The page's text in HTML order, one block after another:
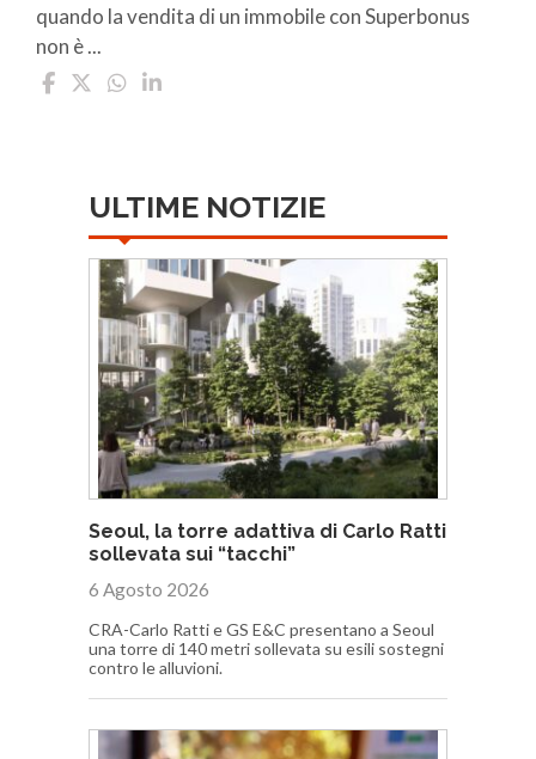
quando la vendita di un immobile con Superbonus
non è ...
ULTIME NOTIZIE
Seoul, la torre adattiva di Carlo Ratti
sollevata sui “tacchi”
6 Agosto 2026
CRA-Carlo Ratti e GS E&C presentano a Seoul
una torre di 140 metri sollevata su esili sostegni
contro le alluvioni.